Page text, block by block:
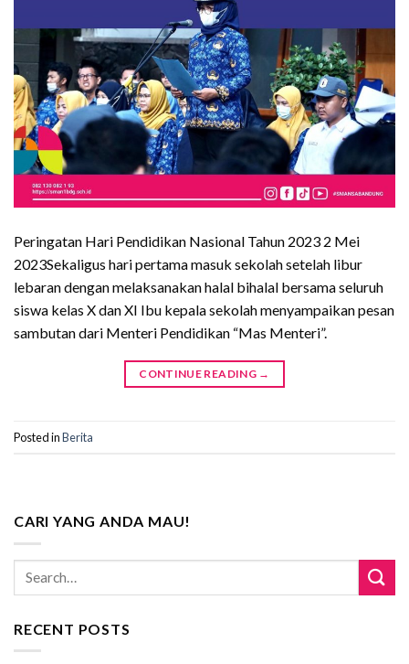
Peringatan Hari Pendidikan Nasional Tahun 2023 2 Mei
2023Sekaligus hari pertama masuk sekolah setelah libur
lebaran dengan melaksanakan halal bihalal bersama seluruh
siswa kelas X dan XI Ibu kepala sekolah menyampaikan pesan
sambutan dari Menteri Pendidikan “Mas Menteri”.
CONTINUE READING →
Posted inBerita
CARI YANG ANDA MAU!
RECENT POSTS